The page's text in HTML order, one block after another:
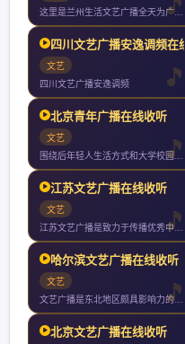
这里是兰州生活文艺广播全天为广大私家车主带去及时的出行信息新
四川文艺广播安逸调频在线
文艺
四川文艺广播安逸调频
北京青年广播在线收听
文艺
围绕后年轻人生活方式和大学校园学习生活的电台是注重实用信息分
江苏文艺广播在线收听
文艺
江苏文艺广播是致力于传播优秀中国文化的专业化文艺电台覆盖南京
哈尔滨文艺广播在线收听
文艺
文艺广播是东北地区颇具影响力的广播频率之一收听范围覆盖黑龙江
北京文艺广播在线收听